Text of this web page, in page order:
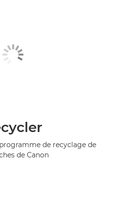
de recyclage de
de Canon